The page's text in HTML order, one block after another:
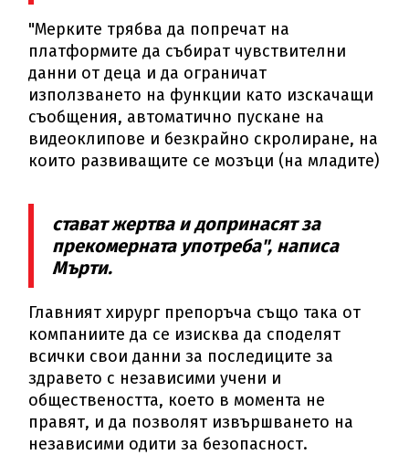
"Мерките трябва да попречат на
платформите да събират чувствителни
данни от деца и да ограничат
използването на функции като изскачащи
съобщения, автоматично пускане на
видеоклипове и безкрайно скролиране, на
които развиващите се мозъци (на младите)
стават жертва и допринасят за
прекомерната употреба", написа
Мърти.
Главният хирург препоръча също така от
компаниите да се изисква да споделят
всички свои данни за последиците за
здравето с независими учени и
обществеността, което в момента не
правят, и да позволят извършването на
независими одити за безопасност.